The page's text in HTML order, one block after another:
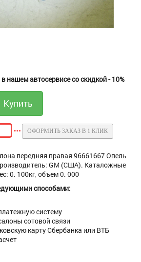
нашем автосервисе со скидкой - 10%
ОФОРМИТЬ ЗАКАЗ В 1 КЛИК
передняя правая 96661667 Опель
GM (США). Каталожные
0. 100кг, объем 0. 000
способами:
систему
сотовой связи
карту Сбербанка или ВТБ